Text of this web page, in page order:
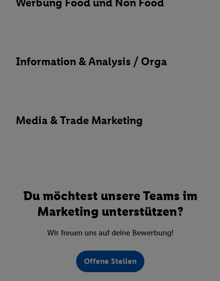
Information & Analysis / Orga
Media & Trade Marketing
Du möchtest unsere Teams im
Marketing unterstützen?
Wir freuen uns auf deine Bewerbung!
Offene Stellen